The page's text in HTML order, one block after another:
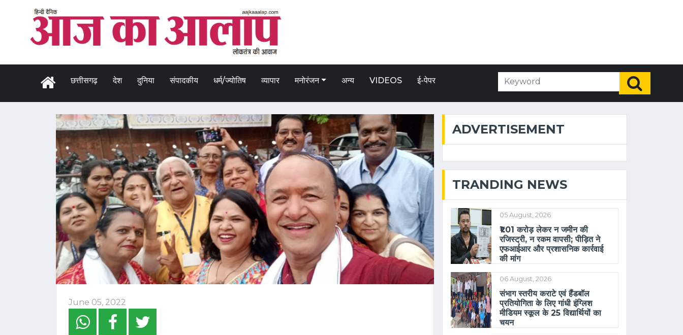
छत्तीसगढ़ देश दुनिया संपादकीय धर्म/ज्योतिष व्यापार मनोरंजन अन्य VIDEOS ई-पेपर
June 05, 2022
ADVERTISEMENT
TRANDING NEWS
05 August, 2026
₹1.01 करोड़ लेकर न जमीन की
रजिस्ट्री, न रकम वापसी; पीड़ित ने
एफआईआर और प्रशासनिक कार्रवाई
की मांग
06 August, 2026
संभाग स्तरीय कराटे एवं हैंडबॉल
प्रतियोगिता के लिए गांधी इंग्लिश
मीडियम स्कूल के 25 विद्यार्थियों का
चयन